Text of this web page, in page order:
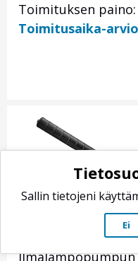
Toimituksen paino:
Toimitusaika-
Panasonic
Tuotenro:
Ilmalämpöpumpun
Sallin tietojeni
Ei